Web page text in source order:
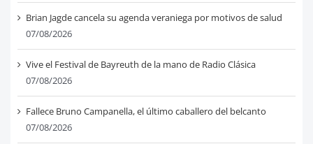
Brian Jagde cancela su agenda veraniega por motivos de salud
07/08/2026
Vive el Festival de Bayreuth de la mano de Radio Clásica
07/08/2026
Fallece Bruno Campanella, el último caballero del belcanto
07/08/2026